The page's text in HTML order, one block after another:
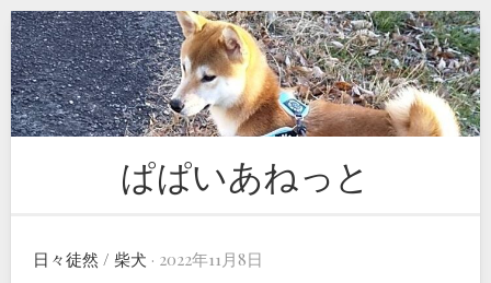
Skip
to
content
ぱぱいあねっと
日々徒然 / 柴犬 · 2022年11月8日